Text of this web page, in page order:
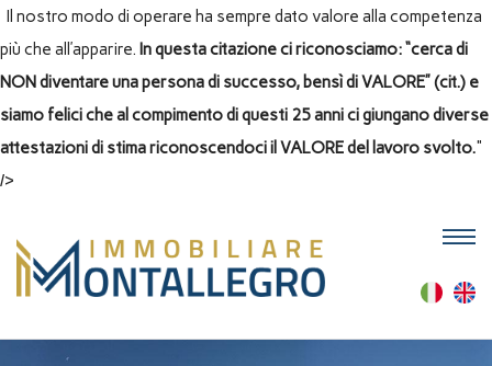
Il nostro modo di operare ha sempre dato valore alla competenza
più che all’apparire. In questa citazione ci riconosciamo: “cerca di
NON diventare una persona di successo, bensì di VALORE” (cit.) e
siamo felici che al compimento di questi 25 anni ci giungano diverse
attestazioni di stima riconoscendoci il VALORE del lavoro svolto."
/>